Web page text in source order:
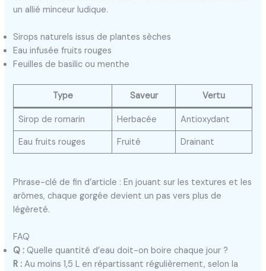
un allié minceur ludique.
Sirops naturels issus de plantes sèches
Eau infusée fruits rouges
Feuilles de basilic ou menthe
Type Saveur Vertu
Sirop de romarin Herbacée
Antioxydant
Eau fruits rouges
Fruité Drainant
Phrase-clé de fin d’article : En jouant sur les textures et les
arômes, chaque gorgée devient un pas vers plus de
légèreté.
FAQ
Q : Quelle quantité d’eau doit-on boire chaque jour ?
R : Au moins 1,5 L en répartissant régulièrement, selon la